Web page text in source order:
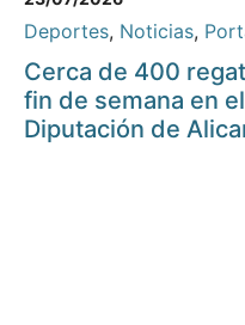
Deportes, Noticias,
Cerca de 400
fin de semana en
Diputación de